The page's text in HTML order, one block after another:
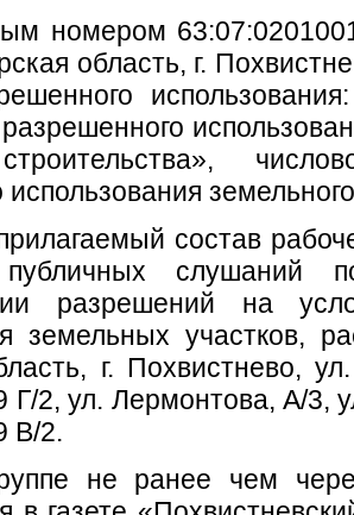
номером
область, г.
состав
публичных слушаний
разрешений на
земельных участков,
г. Похвистнево,
Г/2, ул. Лермонтова, А/3,
В/2.
не ранее чем